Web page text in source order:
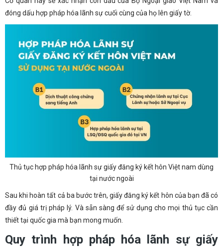
đóng dấu hợp pháp hóa lãnh sự cuối cùng của họ lên giấy tờ.
Thủ tục hợp pháp hóa lãnh sự giấy đăng ký kết hôn Việt nam dùng
tại nước ngoài
Sau khi hoàn tất cả ba bước trên, giấy đăng ký kết hôn của bạn đã có
đầy đủ giá trị pháp lý. Và sẵn sàng để sử dụng cho mọi thủ tục cần
thiết tại quốc gia mà bạn mong muốn.
Quy trình hợp pháp hóa lãnh sự giấy